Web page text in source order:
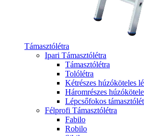
Támasztólétra
Ipari Támasztólétra
Támasztólétra
Tolólétra
Kétrészes húzóköteles
Háromrészes
Lépcsőfokos
Félprofi Támasztólétra
Fabilo
Robilo